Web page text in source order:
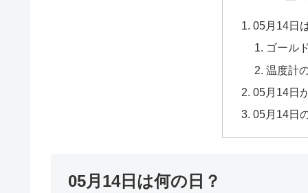
05月14日
ゴール
温度計
05月14日
05月14日
05月14日は何の日？